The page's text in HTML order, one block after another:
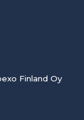
Finland Oy